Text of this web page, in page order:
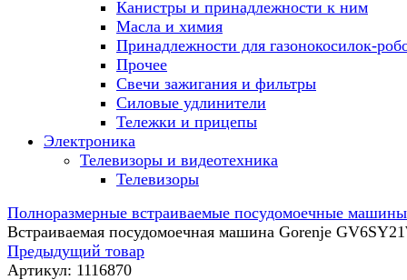
Канистры и принадлежности к ним
Масла и химия
Принадлежности для газонокосилок-
Прочее
Свечи зажигания и фильтры
Силовые удлинители
Тележки и прицепы
Электроника
Телевизоры и видеотехника
Телевизоры
Полноразмерные встраиваемые посудомоечные машины
Встраиваемая посудомоечная машина Gorenje
Предыдущий товар
Артикул: 1116870